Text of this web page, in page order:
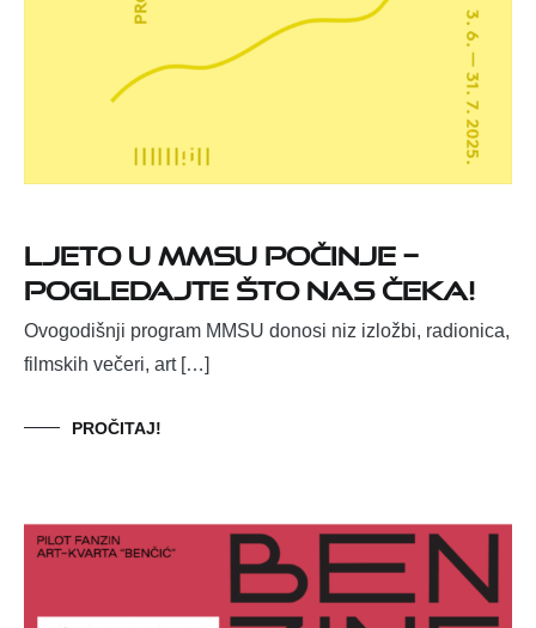
Ljeto u MMSU počinje –
pogledajte što nas čeka!
Ovogodišnji program MMSU donosi niz izložbi, radionica,
filmskih večeri, art […]
PROČITAJ!